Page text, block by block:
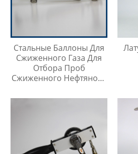
Стальные Баллоны Для
Сжиженного Газа Для
Отбора Проб
Сжиженного Нефтяного